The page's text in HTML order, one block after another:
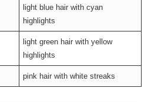
light blue hair with cyan
highlights
light green hair with yellow
highlights
pink hair with white streaks